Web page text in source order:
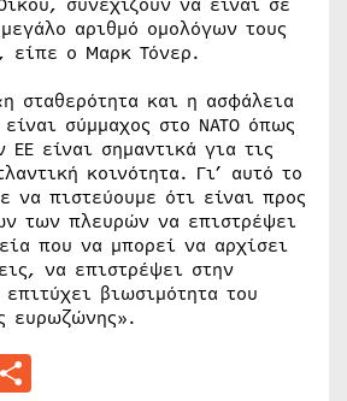
αριθμό ομολόγων τους
είπε ο Μαρκ Τόνερ.
σταθερότητα και η ασφάλεια
σύμμαχος στο ΝΑΤΟ όπως
ΕΕ είναι σημαντικά για τις
κοινότητα. Γι’ αυτό το
να πιστεύουμε ότι είναι προς
των πλευρών να επιστρέψει
που να μπορεί να αρχίσει
να επιστρέψει στην
βιωσιμότητα του
ευρωζώνης».